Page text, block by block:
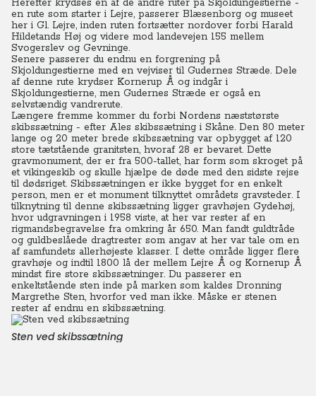
Herefter krydses en af de andre ruter på Skjoldungestierne -
en rute som starter i Lejre, passerer Blæsenborg og museet
her i Gl. Lejre, inden ruten fortsætter nordover forbi Harald
Hildetands Høj og videre mod landevejen 155 mellem
Svogerslev og Gevninge.
Senere passerer du endnu en forgrening på
Skjoldungestierne med en vejviser til Gudernes Stræde. Dele
af denne rute krydser Kornerup Å og indgår i
Skjoldungestierne, men Gudernes Stræde er også en
selvstændig vandrerute.
Længere fremme kommer du forbi Nordens næststørste
skibssætning - efter Ales skibssætning i Skåne. Den 80 meter
lange og 20 meter brede skibssætning var opbygget af 120
store tætstående granitsten, hvoraf 28 er bevaret. Dette
gravmonument, der er fra 500-tallet, har form som skroget på
et vikingeskib og skulle hjælpe de døde med den sidste rejse
til dødsriget. Skibssætningen er ikke bygget for en enkelt
person, men er et monument tilknyttet områdets gravsteder. I
tilknytning til denne skibssætning ligger gravhøjen Gydehøj,
hvor udgravningen i 1958 viste, at her var rester af en
rigmandsbegravelse fra omkring år 650. Man fandt guldtråde
og guldbeslåede dragtrester som angav at her var tale om en
af samfundets allerhøjeste klasser. I dette område ligger flere
gravhøje og indtil 1800 lå der mellem Lejre Å og Kornerup Å
mindst fire store skibssætninger. Du passerer en
enkeltstående sten inde på marken som kaldes Dronning
Margrethe Sten, hvorfor ved man ikke. Måske er stenen
rester af endnu en skibssætning.
Sten ved skibssætning